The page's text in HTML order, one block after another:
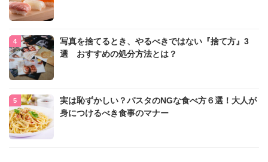
写真を捨てるとき、やるべきではない『捨て方』3
選 おすすめの処分方法とは？
実は恥ずかしい？パスタのNGな食べ方６選！大人が
身につけるべき食事のマナー